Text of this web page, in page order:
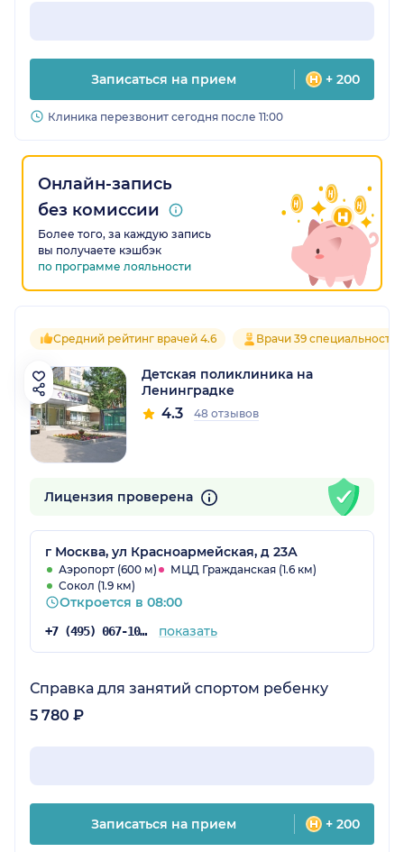
Записаться на прием + 200
Клиника перезвонит сегодня после 11:00
Онлайн-запись
без комиссии
Более того, за каждую запись
вы получаете кэшбэк
по программе лояльности
Средний рейтинг врачей 4.6 Врачи 39 специальностей
Детская поликлиника на
Ленинградке
4.3 48 отзывов
Лицензия проверена
г Москва, ул Красноармейская, д 23А
Аэропорт (600 м)
МЦД Гражданская (1.6 км)
Сокол (1.9 км)
Откроется в 08:00
+7 (495) 067-10-97 показать
Справка для занятий спортом ребенку
5 780 ₽
Записаться на прием + 200